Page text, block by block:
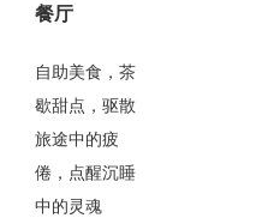
餐厅
自助美食，茶
歇甜点，驱散
旅途中的疲
倦，点醒沉睡
中的灵魂